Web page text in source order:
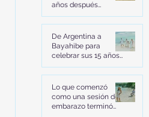
años después
volvieron a decir "sí"
De Argentina a
Bayahibe para
celebrar sus 15 años
en Playa Dominicus
Lo que comenzó
como una sesión de
embarazo terminó